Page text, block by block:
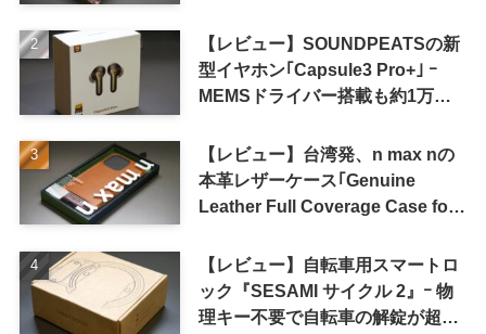
【レビュー】SOUNDPEATSの新
型イヤホン｢Capsule3 Pro+｣ ｰ
MEMSドライバー搭載も約1万円
【レビュー】台湾発、n max nの
本革レザーケース｢Genuine
Leather Full Coverage Case for
【レビュー】自転車用スマートロ
ック『SESAMI サイクル 2』ｰ 物
理キー不要で自転車の解錠が超簡